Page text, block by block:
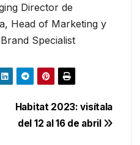
Director de
Head of Marketing y
Specialist
Habitat 2023: visítala
del 12 al 16 de abril